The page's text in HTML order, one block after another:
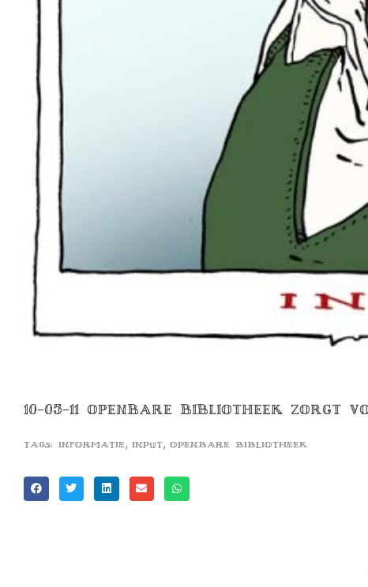
10-05-11 OPENBARE BIBLIOTHEEK ZORGT
Tags: informatie , input, openbare bibliotheek